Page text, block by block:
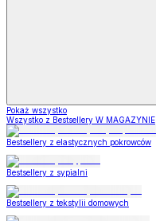
Pokaż wszystko
Wszystko z Bestsellery W MAGAZYNIE
Bestsellery z elastycznych pokrowców
Bestsellery z sypialni
Bestsellery z tekstylii domowych